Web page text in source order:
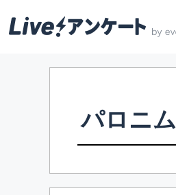
パロニム